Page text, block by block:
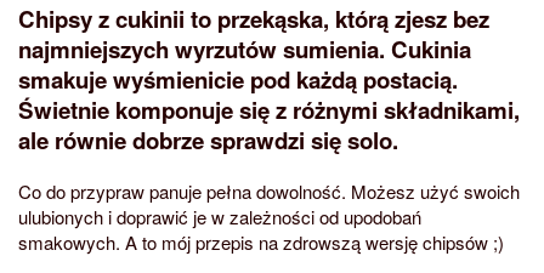
Chipsy z cukinii to przekąska, którą zjesz bez
najmniejszych wyrzutów sumienia. Cukinia
smakuje wyśmienicie pod każdą postacią.
Świetnie komponuje się z różnymi składnikami,
ale równie dobrze sprawdzi się solo.
Co do przypraw panuje pełna dowolność. Możesz użyć swoich
ulubionych i doprawić je w zależności od upodobań
smakowych. A to mój przepis na zdrowszą wersję chipsów ;)